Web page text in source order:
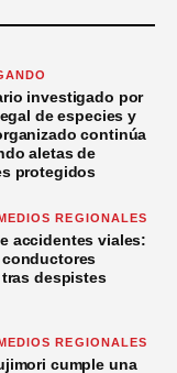
investigado por
de especies y
continúa
aletas de
protegidos
REGIONALES
accidentes viales:
conductores
despistes
REGIONALES
cumple una